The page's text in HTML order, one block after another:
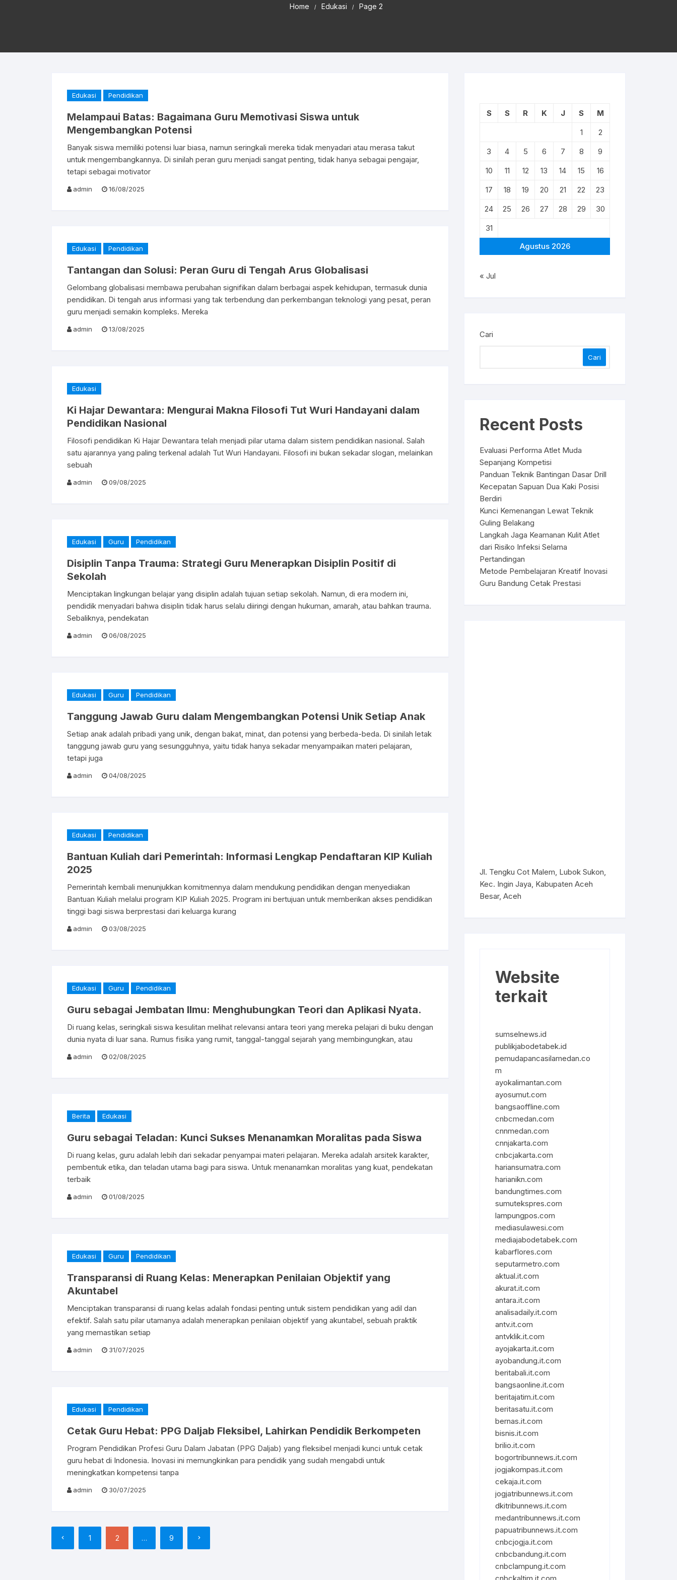
Home Edukasi Page 2
Edukasi Pendidikan
Melampaui Batas: Bagaimana Guru Memotivasi Siswa untuk
Mengembangkan Potensi
Banyak siswa memiliki potensi luar biasa, namun seringkali mereka tidak menyadari atau merasa takut
untuk mengembangkannya. Di sinilah peran guru menjadi sangat penting, tidak hanya sebagai pengajar,
tetapi sebagai motivator
admin 16/08/2025
Edukasi Pendidikan
Tantangan dan Solusi: Peran Guru di Tengah Arus Globalisasi
Gelombang globalisasi membawa perubahan signifikan dalam berbagai aspek kehidupan, termasuk dunia
pendidikan. Di tengah arus informasi yang tak terbendung dan perkembangan teknologi yang pesat, peran
guru menjadi semakin kompleks. Mereka
admin 13/08/2025
Edukasi
Ki Hajar Dewantara: Mengurai Makna Filosofi Tut Wuri Handayani dalam
Pendidikan Nasional
Filosofi pendidikan Ki Hajar Dewantara telah menjadi pilar utama dalam sistem pendidikan nasional. Salah
satu ajarannya yang paling terkenal adalah Tut Wuri Handayani. Filosofi ini bukan sekadar slogan, melainkan
sebuah
admin 09/08/2025
Edukasi Guru Pendidikan
Disiplin Tanpa Trauma: Strategi Guru Menerapkan Disiplin Positif di
Sekolah
Menciptakan lingkungan belajar yang disiplin adalah tujuan setiap sekolah. Namun, di era modern ini,
pendidik menyadari bahwa disiplin tidak harus selalu diiringi dengan hukuman, amarah, atau bahkan trauma.
Sebaliknya, pendekatan
admin 06/08/2025
Edukasi Guru Pendidikan
Tanggung Jawab Guru dalam Mengembangkan Potensi Unik Setiap Anak
Setiap anak adalah pribadi yang unik, dengan bakat, minat, dan potensi yang berbeda-beda. Di sinilah letak
tanggung jawab guru yang sesungguhnya, yaitu tidak hanya sekadar menyampaikan materi pelajaran,
tetapi juga
admin 04/08/2025
Edukasi Pendidikan
Bantuan Kuliah dari Pemerintah: Informasi Lengkap Pendaftaran KIP Kuliah
2025
Pemerintah kembali menunjukkan komitmennya dalam mendukung pendidikan dengan menyediakan
Bantuan Kuliah melalui program KIP Kuliah 2025. Program ini bertujuan untuk memberikan akses pendidikan
tinggi bagi siswa berprestasi dari keluarga kurang
admin 03/08/2025
Edukasi Guru Pendidikan
Guru sebagai Jembatan Ilmu: Menghubungkan Teori dan Aplikasi Nyata.
Di ruang kelas, seringkali siswa kesulitan melihat relevansi antara teori yang mereka pelajari di buku dengan
dunia nyata di luar sana. Rumus fisika yang rumit, tanggal-tanggal sejarah yang membingungkan, atau
admin 02/08/2025
Berita Edukasi
Guru sebagai Teladan: Kunci Sukses Menanamkan Moralitas pada Siswa
Di ruang kelas, guru adalah lebih dari sekadar penyampai materi pelajaran. Mereka adalah arsitek karakter,
pembentuk etika, dan teladan utama bagi para siswa. Untuk menanamkan moralitas yang kuat, pendekatan
terbaik
admin 01/08/2025
Edukasi Guru Pendidikan
Transparansi di Ruang Kelas: Menerapkan Penilaian Objektif yang
Akuntabel
Menciptakan transparansi di ruang kelas adalah fondasi penting untuk sistem pendidikan yang adil dan
efektif. Salah satu pilar utamanya adalah menerapkan penilaian objektif yang akuntabel, sebuah praktik
yang memastikan setiap
admin 31/07/2025
Edukasi Pendidikan
Cetak Guru Hebat: PPG Daljab Fleksibel, Lahirkan Pendidik Berkompeten
Program Pendidikan Profesi Guru Dalam Jabatan (PPG Daljab) yang fleksibel menjadi kunci untuk cetak
guru hebat di Indonesia. Inovasi ini memungkinkan para pendidik yang sudah mengabdi untuk
meningkatkan kompetensi tanpa
admin 30/07/2025
Paginasi
pos
1 2 … 9
Agustus 2026
S S R K J S
M
1
2
3
4 5 6 7 8
9
10
11 12 13 14 15
16
17
18 19 20 21 22
23
24
25 26 27 28 29
30
31
« Jul
Cari
Cari
Recent Posts
Evaluasi Performa Atlet Muda
Sepanjang Kompetisi
Panduan Teknik Bantingan Dasar Drill
Kecepatan Sapuan Dua Kaki Posisi
Berdiri
Kunci Kemenangan Lewat Teknik
Guling Belakang
Langkah Jaga Keamanan Kulit Atlet
dari Risiko Infeksi Selama
Pertandingan
Metode Pembelajaran Kreatif Inovasi
Guru Bandung Cetak Prestasi
Jl. Tengku Cot Malem, Lubok Sukon,
Kec. Ingin Jaya, Kabupaten Aceh
Besar, Aceh
Website
terkait
sumselnews.id
publikjabodetabek.id
pemudapancasilamedan.co
m
ayokalimantan.com
ayosumut.com
bangsaoffline.com
cnbcmedan.com
cnnmedan.com
cnnjakarta.com
cnbcjakarta.com
hariansumatra.com
harianikn.com
bandungtimes.com
sumutekspres.com
lampungpos.com
mediasulawesi.com
mediajabodetabek.com
kabarflores.com
seputarmetro.com
aktual.it.com
akurat.it.com
antara.it.com
analisadaily.it.com
antv.it.com
antvklik.it.com
ayojakarta.it.com
ayobandung.it.com
beritabali.it.com
bangsaonline.it.com
beritajatim.it.com
beritasatu.it.com
bernas.it.com
bisnis.it.com
brilio.it.com
bogortribunnews.it.com
jogjakompas.it.com
cekaja.it.com
jogjatribunnews.it.com
dkitribunnews.it.com
medantribunnews.it.com
papuatribunnews.it.com
cnbcjogja.it.com
cnbcbandung.it.com
cnbclampung.it.com